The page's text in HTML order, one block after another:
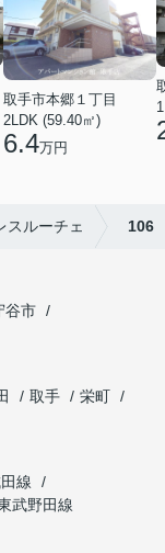
取手市本郷１丁目
2LDK (59.40㎡)
6.4万円
スルーチェ 106
谷市
取手
栄町
線
武野田線